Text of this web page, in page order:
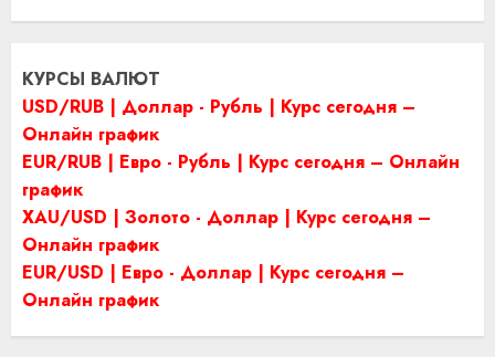
КУРСЫ ВАЛЮТ
USD/RUB | Доллар - Рубль | Курс сегодня –
Онлайн график
EUR/RUB | Евро - Рубль | Курс сегодня – Онлайн
график
XAU/USD | Золото - Доллар | Курс сегодня –
Онлайн график
EUR/USD | Евро - Доллар | Курс сегодня –
Онлайн график